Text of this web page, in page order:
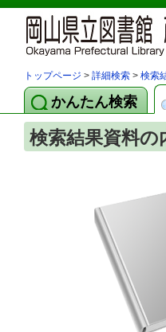
トップページ > 詳細検索 > 検索
かんたん検索
検索結果資料の